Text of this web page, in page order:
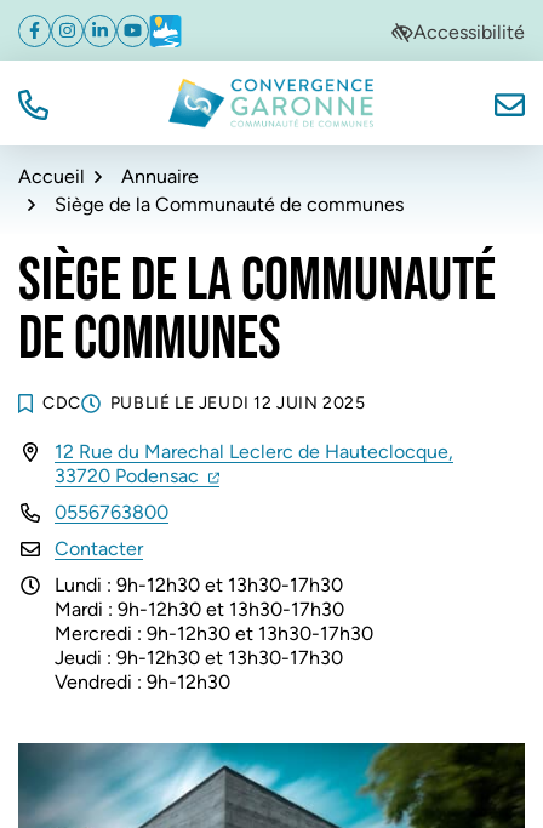
Aller
navigation
Aller
au
Aller
au
de
Facebook
(ouverture dans un nouvel onglet)
Instagram
(ouverture dans un nouvel onglet)
Linkedin
(ouverture dans un nouvel onglet)
YouTube
(ouverture dans un nouvel onglet)
Météo
(ouverture dans un nouvel onglet)Accessibilité
TÉL. Convergence Garonne
Accueil
Annuaire
Siège de la Communauté de communes
SIÈGE DE LA COMMUNAUTÉ
DE COMMUNES
CDC PUBLIÉ LE JEUDI 12 JUIN 2025
INFOS UTILES
12 Rue du Marechal Leclerc de Hauteclocque,
33720 Podensac (ouverture dans un nouvel onglet)
(ouverture dans un nouvel onglet)
0556763800
Contacter
Lundi : 9h-12h30 et 13h30-17h30
Mardi : 9h-12h30 et 13h30-17h30
Mercredi : 9h-12h30 et 13h30-17h30
Jeudi : 9h-12h30 et 13h30-17h30
Vendredi : 9h-12h30